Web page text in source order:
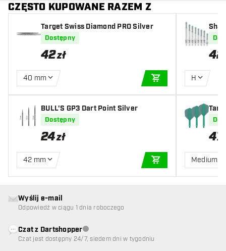
CZĘSTO KUPOWANE RAZEM Z
Target Swiss Diamond PRO Silver
Dostępny
42zł
40 mm
DODAJ DO
BULL'S GP3 Dart Point Silver
Dostępny
24zł
42 mm
DODAJ DO
42
H
47
Medium
Wyślij e-mail
Odpowiedź w ciągu 1 dnia roboczego
Czat z DartshopperObsługa klienta niedostępna
Czat jest dostępny 24/7, siedem dni w tygodniu